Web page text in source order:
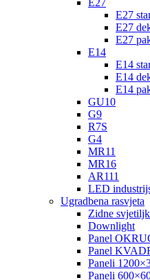
E27
E27
E27
E27
E14
E14
E14
E14
GU10
G9
R7S
G4
MR11
MR16
AR111
LED
Ugradbena rasvjeta
Zidne
Downlight
Panel
Panel
Paneli
Paneli